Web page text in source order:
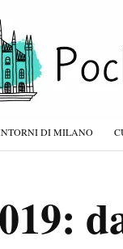
DI MILANO